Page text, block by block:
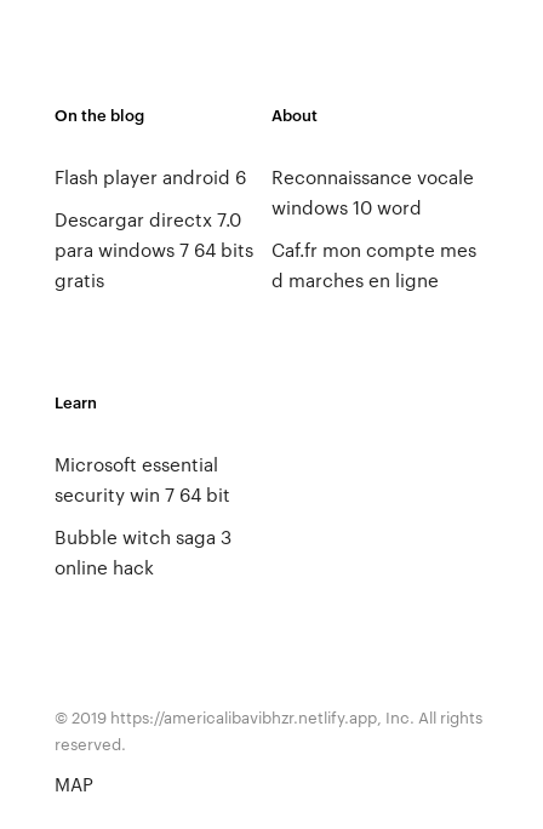
On the blog
Flash player android 6
Descargar directx 7.0
para windows 7 64 bits
gratis
About
Reconnaissance vocale
windows 10 word
Caf.fr mon compte mes
d marches en ligne
Learn
Microsoft essential
security win 7 64 bit
Bubble witch saga 3
online hack
© 2019 https://americalibavibhzr.netlify.app, Inc. All rights
reserved.
MAP